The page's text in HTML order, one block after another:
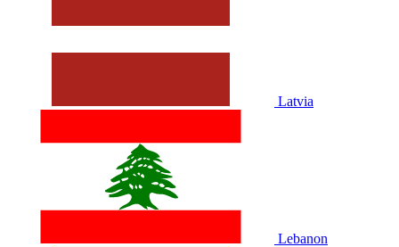
Latvia
Lebanon